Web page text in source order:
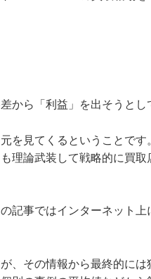
から「利益」を出そうとし
を見てくるということで
理論武装して戦略的に買
記事ではインターネット
、その情報から最終的に